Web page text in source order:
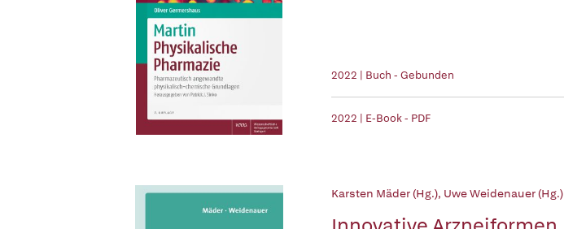
2022 | Buch - Gebunden
2022 | E-Book - PDF
Karsten Mäder (Hg.), Uwe Weidenauer (Hg.)